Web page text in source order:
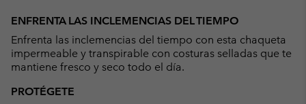
ENFRENTA LAS INCLEMENCIAS DEL TIEMPO
Enfrenta las inclemencias del tiempo con esta chaqueta
impermeable y transpirable con costuras selladas que te
mantiene fresco y seco todo el día.
PROTÉGETE